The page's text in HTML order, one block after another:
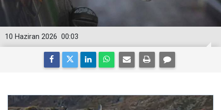
00:03
10 Haziran 2026